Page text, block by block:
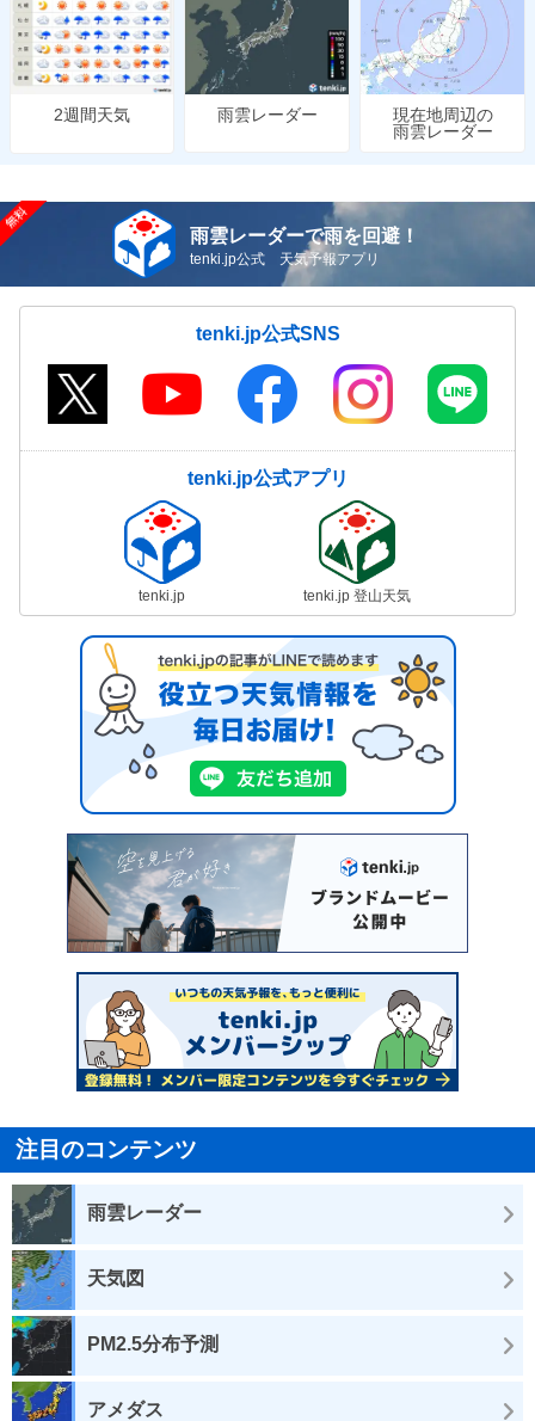
2週間天気 雨雲レーダー
現在地周辺の
雨雲レーダー
雨雲レーダーで雨を回避！
tenki.jp公式 天気予報アプリ
tenki.jp公式SNS
tenki.jp公式アプリ
tenki.jp tenki.jp 登山天気
注目のコンテンツ
雨雲レーダー
天気図
PM2.5分布予測
アメダス